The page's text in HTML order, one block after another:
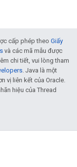
cấp phép theo Giấy
và các mã mẫu được
chi tiết, vui lòng tham
. Java là một
vị liên kết của Oracle.
hiệu của Thread